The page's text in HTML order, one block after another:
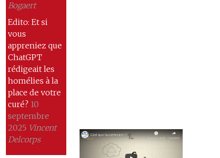
Bogaert
Edito: Et si
vous
appreniez que
ChatGPT
rédigeait les
homélies à la
place de votre
curé? 10
septembre
2025 Vincent
Delcorps